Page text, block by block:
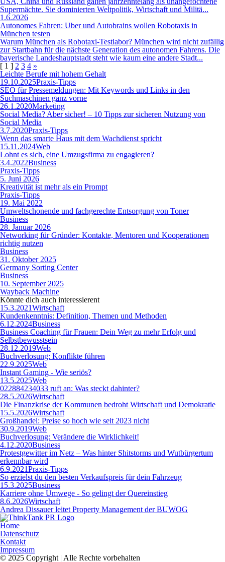
Supermächte. Sie dominierten Weltpolitik, Wirtschaft und Militä...
1.6.2026
Autonomes Fahren: Uber und Autobrains wollen Robotaxis in
München testen
Warum München als Robotaxi-Testlabor? München wird nicht zufällig
zur Startbahn für die nächste Generation des autonomen Fahrens. Die
bayerische Landeshauptstadt steht wie kaum eine andere Stadt...
[ 1 ] 2 3 4 »
Leichte Berufe mit hohem Gehalt
19.10.2025Praxis-Tipps
SEO für Pressemeldungen: Mit Keywords und Links in den
Suchmaschinen ganz vorne
26.1.2020Marketing
Social Media? Aber sicher! – 10 Tipps zur sicheren Nutzung von
Social Media
3.7.2020Praxis-Tipps
Wenn das smarte Haus mit dem Wachdienst spricht
15.11.2024Web
Lohnt es sich, eine Umzugsfirma zu engagieren?
3.4.2022Business
Praxis-Tipps
5. Juni 2026
Kreativität ist mehr als ein Prompt
Praxis-Tipps
19. Mai 2022
Umweltschonende und fachgerechte Entsorgung von Toner
Business
28. Januar 2026
Networking für Gründer: Kontakte, Mentoren und Kooperationen
richtig nutzen
Business
31. Oktober 2025
Germany Sorting Center
Business
10. September 2025
Wayback Machine
Könnte dich auch interessierent
15.3.2021Wirtschaft
Kundenkenntnis: Definition, Themen und Methoden
6.12.2024Business
Business Coaching für Frauen: Dein Weg zu mehr Erfolg und
Selbstbewusstsein
28.12.2019Web
Buchverlosung: Konflikte führen
22.9.2025Web
Instant Gaming - Wie seriös?
13.5.2025Web
022884234033 ruft an: Was steckt dahinter?
28.5.2026Wirtschaft
Die Finanzkrise der Kommunen bedroht Wirtschaft und Demokratie
15.5.2026Wirtschaft
Großhandel: Preise so hoch wie seit 2023 nicht
30.9.2019Web
Buchverlosung: Verändere die Wirklichkeit!
4.12.2020Business
Protestgewitter im Netz – Was hinter Shitstorms und Wutbürgertum
erkennbar wird
6.9.2021Praxis-Tipps
So erzielst du den besten Verkaufspreis für dein Fahrzeug
15.3.2025Business
Karriere ohne Umwege - So gelingt der Quereinstieg
8.6.2026Wirtschaft
Andrea Dissauer leitet Property Management der BUWOG
Home
Datenschutz
Kontakt
Impressum
© 2025 Copyright | Alle Rechte vorbehalten